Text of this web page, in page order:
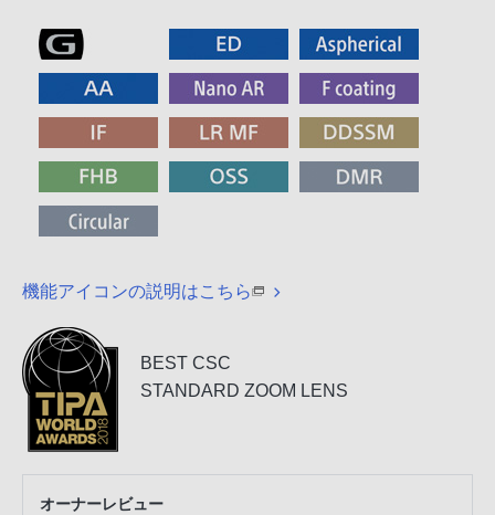
機能アイコンの説明はこちら
BEST CSC
STANDARD ZOOM LENS
オーナーレビュー